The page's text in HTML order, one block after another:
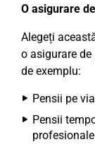
O asigurare
Alegeți
o asigurare
de exemplu:
Pensii pe
Pensii